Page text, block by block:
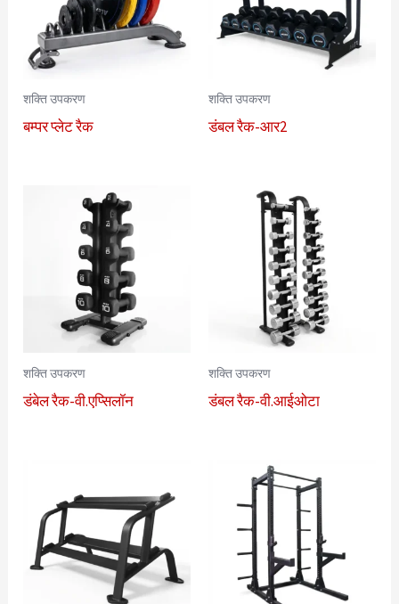
शक्ति उपकरण
बम्पर प्लेट रैक
शक्ति उपकरण
डंबल रैक-आर2
शक्ति उपकरण
डंबेल रैक-वी.एप्सिलॉन
शक्ति उपकरण
डंबल रैक-वी.आईओटा